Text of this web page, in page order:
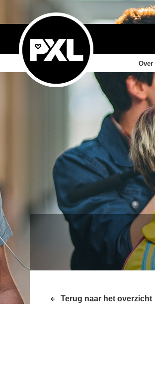
Over
Terug naar het overzicht